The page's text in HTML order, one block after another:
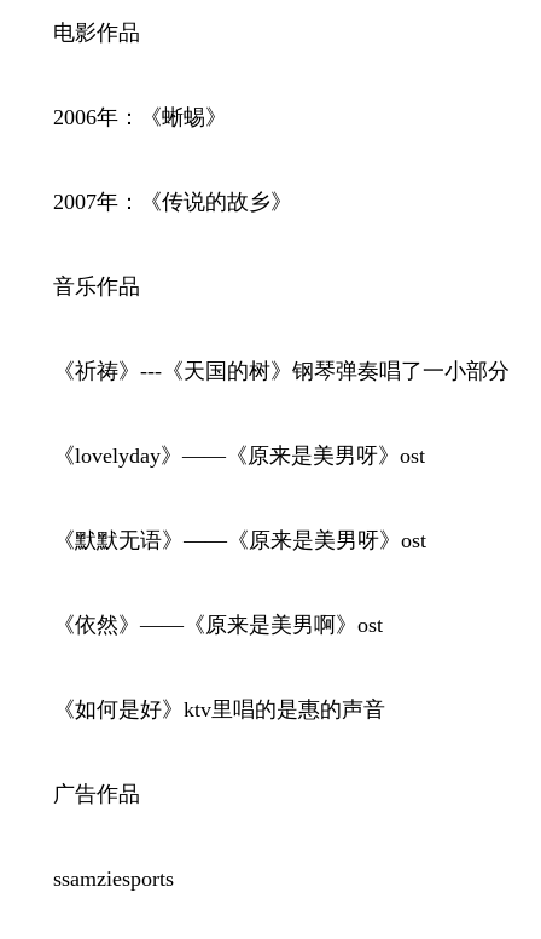
电影作品
2006年：《蜥蜴》
2007年：《传说的故乡》
音乐作品
《祈祷》---《天国的树》钢琴弹奏唱了一小部分
《lovelyday》——《原来是美男呀》ost
《默默无语》——《原来是美男呀》ost
《依然》——《原来是美男啊》ost
《如何是好》ktv里唱的是惠的声音
广告作品
ssamziesports